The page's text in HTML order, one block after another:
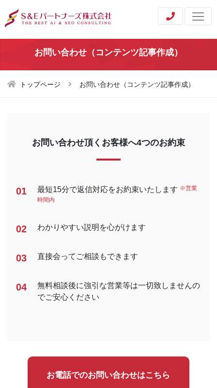
お問い合わせ（コンテンツ記事作成）
トップページ お問い合わせ（コンテンツ記事作成）
お問い合わせ頂くお客様へ4つのお約束
01 最短15分で返信対応をお約束いたします ※営業
時間内
02 わかりやすい説明を心がけます
03 直接会ってご相談もできます
04
無料相談後に強引な営業等は一切致しませんの
でご安心ください
お電話でのお問い合わせはこちら